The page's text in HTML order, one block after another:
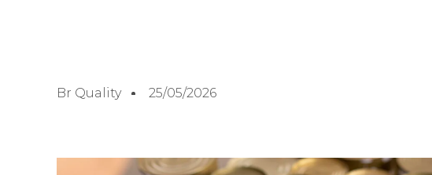
Br Quality 25/05/2026